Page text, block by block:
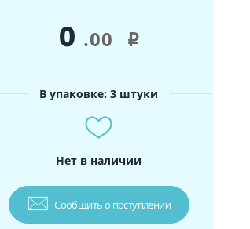
0 .00 i
В упаковке: 3 штуки
Нет в наличии
Сообщить о поступлении